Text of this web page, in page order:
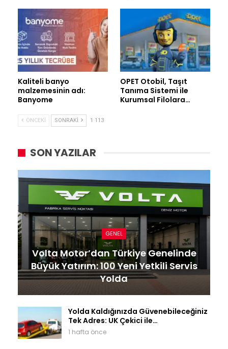
Kaliteli banyo
malzemesinin adı:
Banyome
OPET Otobil, Taşıt
Tanıma Sistemi ile
Kurumsal Filolara…
ÖNCEKI SONRAKI 1 113
SON YAZILAR
GENEL
Volta Motor’dan Türkiye Genelinde
Büyük Yatırım: 100 Yeni Yetkili Servis
Yolda
Yolda Kaldığınızda Güvenebileceğiniz
Tek Adres: UK Çekici ile…
1 hafta önce